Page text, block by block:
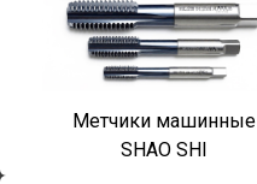
Метчики машинные
SHAO SHI